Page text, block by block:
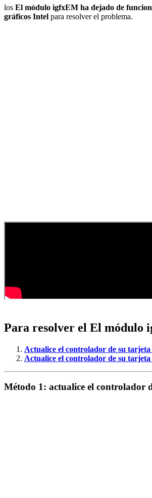
los El módulo igfxEM ha dejado de
gráficos Intel para resolver el problema.
Para resolver el El módulo
Actualice el controlador de su
Actualice el controlador de su
Método 1: actualice el controlador